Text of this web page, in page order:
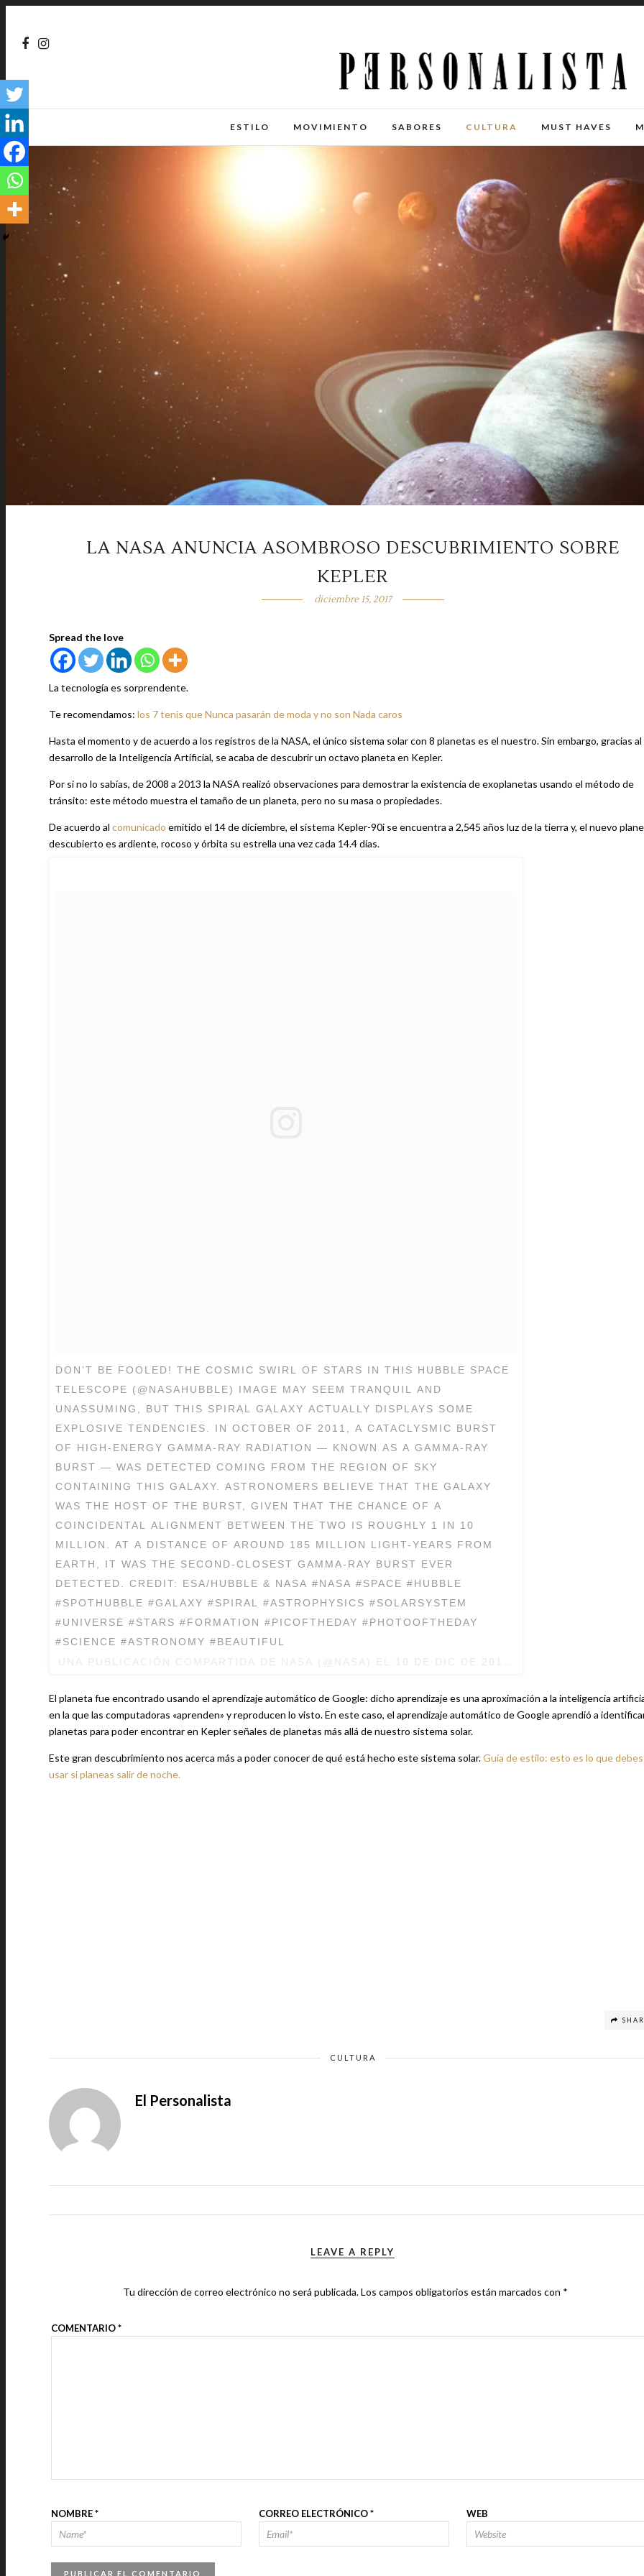
ESTILO MOVIMIENTO SABORES CULTURA MUST HAVES
LA NASA ANUNCIA ASOMBROSO DESCUBRIMIENTO SOBRE
KEPLER
diciembre 15, 2017
Spread the love
La tecnología es sorprendente.
Te recomendamos: los 7 tenis que Nunca pasarán de moda y no son Nada caros
Hasta el momento y de acuerdo a los registros de la NASA, el único sistema solar con 8 planetas es el nuestro. Sin embargo, gracias al
desarrollo de la Inteligencia Artificial, se acaba de descubrir un octavo planeta en Kepler.
Por si no lo sabías, de 2008 a 2013 la NASA realizó observaciones para demostrar la existencia de exoplanetas usando el método de
tránsito: este método muestra el tamaño de un planeta, pero no su masa o propiedades.
De acuerdo al comunicado emitido el 14 de diciembre, el sistema Kepler-90i se encuentra a 2,545 años luz de la tierra y, el nuevo
descubierto es ardiente, rocoso y órbita su estrella una vez cada 14.4 días.
DON’T BE FOOLED! THE COSMIC SWIRL OF STARS IN THIS HUBBLE SPACE
TELESCOPE (@NASAHUBBLE) IMAGE MAY SEEM TRANQUIL AND
UNASSUMING, BUT THIS SPIRAL GALAXY ACTUALLY DISPLAYS SOME
EXPLOSIVE TENDENCIES. IN OCTOBER OF 2011, A CATACLYSMIC BURST
OF HIGH-ENERGY GAMMA-RAY RADIATION — KNOWN AS A GAMMA-RAY
BURST — WAS DETECTED COMING FROM THE REGION OF SKY
CONTAINING THIS GALAXY. ASTRONOMERS BELIEVE THAT THE GALAXY
WAS THE HOST OF THE BURST, GIVEN THAT THE CHANCE OF A
COINCIDENTAL ALIGNMENT BETWEEN THE TWO IS ROUGHLY 1 IN 10
MILLION. AT A DISTANCE OF AROUND 185 MILLION LIGHT-YEARS FROM
EARTH, IT WAS THE SECOND-CLOSEST GAMMA-RAY BURST EVER
DETECTED. CREDIT: ESA/HUBBLE & NASA #NASA #SPACE #HUBBLE
#SPOTHUBBLE #GALAXY #SPIRAL #ASTROPHYSICS #SOLARSYSTEM
#UNIVERSE #STARS #FORMATION #PICOFTHEDAY #PHOTOOFTHEDAY
#SCIENCE #ASTRONOMY #BEAUTIFUL
El planeta fue encontrado usando el aprendizaje automático de Google: dicho aprendizaje es una aproximación a la inteligencia
en la que las computadoras «aprenden» y reproducen lo visto. En este caso, el aprendizaje automático de Google aprendió a
planetas para poder encontrar en Kepler señales de planetas más allá de nuestro sistema solar.
Este gran descubrimiento nos acerca más a poder conocer de qué está hecho este sistema solar.Guía de estilo: esto es lo que debes
usar si planeas salir de noche.
CULTURA
El Personalista
LEAVE A REPLY
Tu dirección de correo electrónico no será publicada.Los campos obligatorios están marcados con *
COMENTARIO*
NOMBRE* CORREO ELECTRÓNICO* WEB